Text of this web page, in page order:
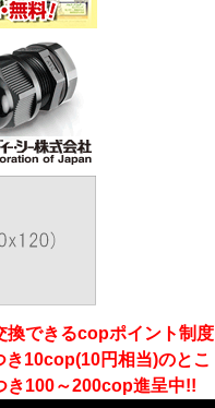
換できるcopポイント制度
10cop(10円相当)のとこ
き100～200cop進呈中!!